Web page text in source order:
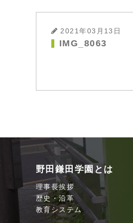
2021年03月13日
IMG_8063
野田鎌田学園とは
理事長挨拶
歴史・沿革
教育システム